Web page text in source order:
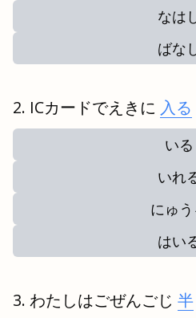
なは
ばな
ICカードでえきに 入る
いる
いれ
にゅう
はい
わたしはごぜんごじ 半